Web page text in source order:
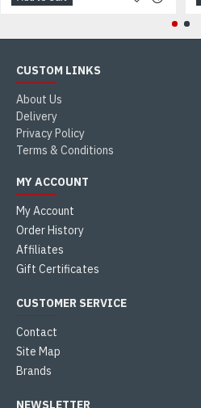
CUSTOM LINKS
About Us
Delivery
Privacy Policy
Terms & Conditions
MY ACCOUNT
My Account
Order History
Affiliates
Gift Certificates
CUSTOMER SERVICE
Contact
Site Map
Brands
NEWSLETTER